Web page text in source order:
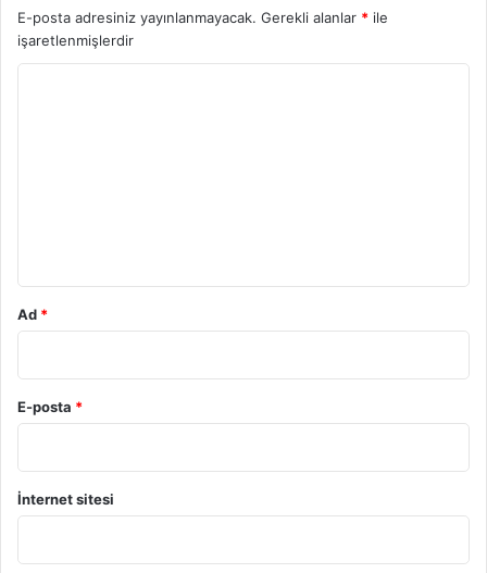
E-posta adresiniz yayınlanmayacak. Gerekli alanlar * ile
işaretlenmişlerdir
Ad *
E-posta *
İnternet sitesi